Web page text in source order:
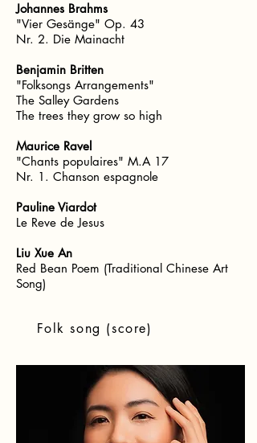
Johannes Brahms
"Vier Gesänge" Op. 43
Nr. 2. Die Mainacht
Benjamin Britten
"Folksongs Arrangements"
The Salley Gardens
The trees they grow so high
Maurice Ravel
"Chants populaires" M.A 17
Nr. 1. Chanson espagnole
Pauline Viardot
Le Reve de Jesus
Liu Xue An
Red Bean Poem (Traditional Chinese Art
Song)
Folk song (score)